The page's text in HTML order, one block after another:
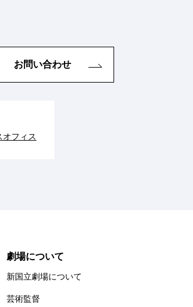
お問い合わせ
オフィス
劇場について
新国立劇場について
芸術監督